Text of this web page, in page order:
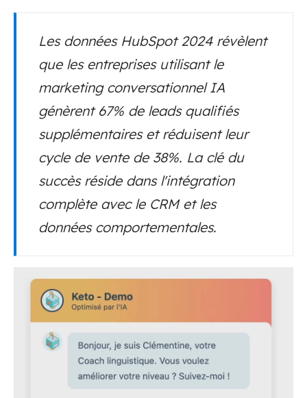
Les données HubSpot 2024 révèlent
que les entreprises utilisant le
marketing conversationnel IA
génèrent 67% de leads qualifiés
supplémentaires et réduisent leur
cycle de vente de 38%. La clé du
succès réside dans l'intégration
complète avec le CRM et les
données comportementales.